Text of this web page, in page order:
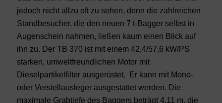
jedoch nicht allzu oft zu sehen, denn die zahlreichen
Standbesucher, die den neuen 7 t-Bagger selbst in
Augenschein nahmen, ließen kaum einen Blick auf
ihn zu. Der TB 370 ist mit einem 42,4/57,6 kW/PS
starken, umweltfreundlichen Motor mit
Dieselpartikelfilter ausgerüstet. Er kann mit Mono-
oder Verstellausleger ausgestattet werden. Die
maximale Grabtiefe des Baggers beträgt 4,11 m, die